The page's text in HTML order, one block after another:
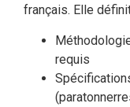
français. Elle
requis